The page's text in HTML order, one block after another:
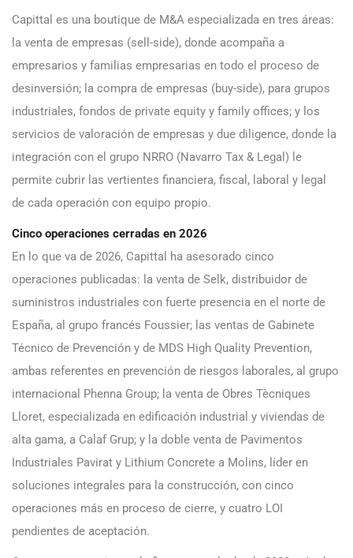
Capittal es una boutique de M&A especializada en tres áreas:
la venta de empresas (sell-side), donde acompaña a
empresarios y familias empresarias en todo el proceso de
desinversión; la compra de empresas (buy-side), para grupos
industriales, fondos de private equity y family offices; y los
servicios de valoración de empresas y due diligence, donde la
integración con el grupo NRRO (Navarro Tax & Legal) le
permite cubrir las vertientes financiera, fiscal, laboral y legal
de cada operación con equipo propio.
Cinco operaciones cerradas en 2026
En lo que va de 2026, Capittal ha asesorado cinco
operaciones publicadas: la venta de Selk, distribuidor de
suministros industriales con fuerte presencia en el norte de
España, al grupo francés Foussier; las ventas de Gabinete
Técnico de Prevención y de MDS High Quality Prevention,
ambas referentes en prevención de riesgos laborales, al grupo
internacional Phenna Group; la venta de Obres Tècniques
Lloret, especializada en edificación industrial y viviendas de
alta gama, a Calaf Grup; y la doble venta de Pavimentos
Industriales Pavirat y Lithium Concrete a Molins, líder en
soluciones integrales para la construcción, con cinco
operaciones más en proceso de cierre, y cuatro LOI
pendientes de aceptación.